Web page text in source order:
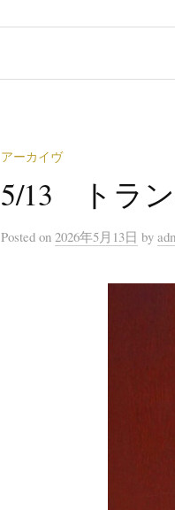
アーカイヴ
5/13 トラ
Posted on 2026年5月13日 by